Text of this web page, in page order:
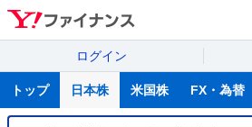
ログイン
サ
トップ 日本株 米国株 FX・為替
銘